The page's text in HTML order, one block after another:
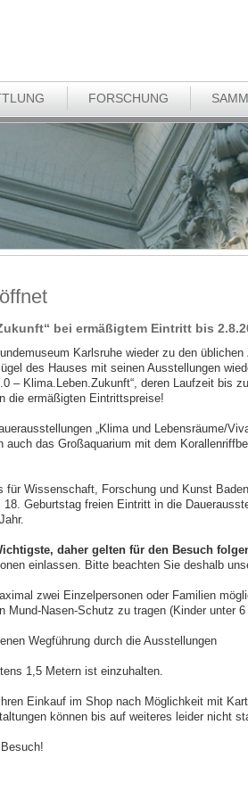
FORSCHUNG
bei ermäßigtem Eintritt bis
Karlsruhe wieder zu den üblichen
des Hauses mit seinen Ausstellungen
– Klima.Leben.Zukunft“, deren Laufzeit bis
die ermäßigten Eintrittspreise!
„Klima und Lebensräume/
auch das Großaquarium mit dem
Wissenschaft, Forschung und Kunst
Geburtstag freien Eintritt in die
daher gelten für den Besuch
einlassen. Bitte beachten Sie deshalb
zwei Einzelpersonen oder Familien
Mund-Nasen-Schutz zu tragen (Kinder unter
Wegführung durch die Ausstellungen
1,5 Metern ist einzuhalten.
Einkauf im Shop nach Möglichkeit mit
können bis auf weiteres leider nicht